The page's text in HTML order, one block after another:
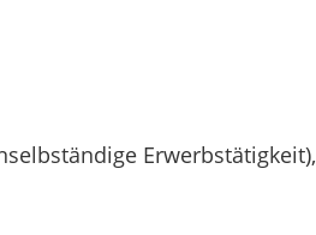
Erwerbstätigkeit),